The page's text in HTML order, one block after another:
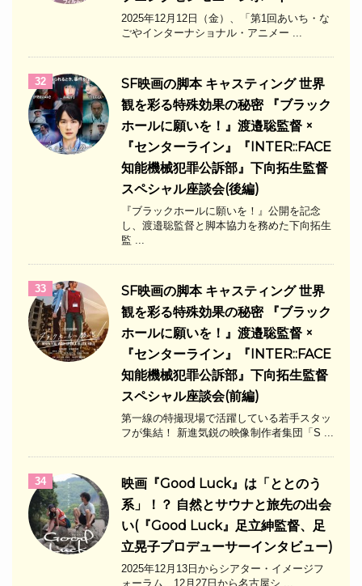
2025年12月12日（金）、「第1回あいち・な
ごやインターナショナル・アニメー ...
32
SF映画の脚本 キャスティング 世界
観を彩る特殊効果の秘密 『ブラック
ホールに願いを！』渡邉聡監督 ×
『センターライン』『INTER::FACE
知能機械犯罪公訴部』下向拓生監督
スペシャル座談会(後編)
『ブラックホールに願いを！』公開を記念
し、渡邉聡監督と脚本協力を務めた下向拓生
監 ...
33
SF映画の脚本 キャスティング 世界
観を彩る特殊効果の秘密 『ブラック
ホールに願いを！』渡邉聡監督 ×
『センターライン』『INTER::FACE
知能機械犯罪公訴部』下向拓生監督
スペシャル座談会(前編)
第一線の特撮現場で活躍している若手スタッ
フが集結！ 新進気鋭の映像制作者集団「S ...
34
映画『Good Luck』は「ととのう
系」！？ 自然とサウナと旅先の出会
い(『Good Luck』足立紳監督、足
立晃子プロデューサーインタビュー)
2025年12月13日からシアター・イメージフ
ォーラム、12月27日から名古屋シ ...